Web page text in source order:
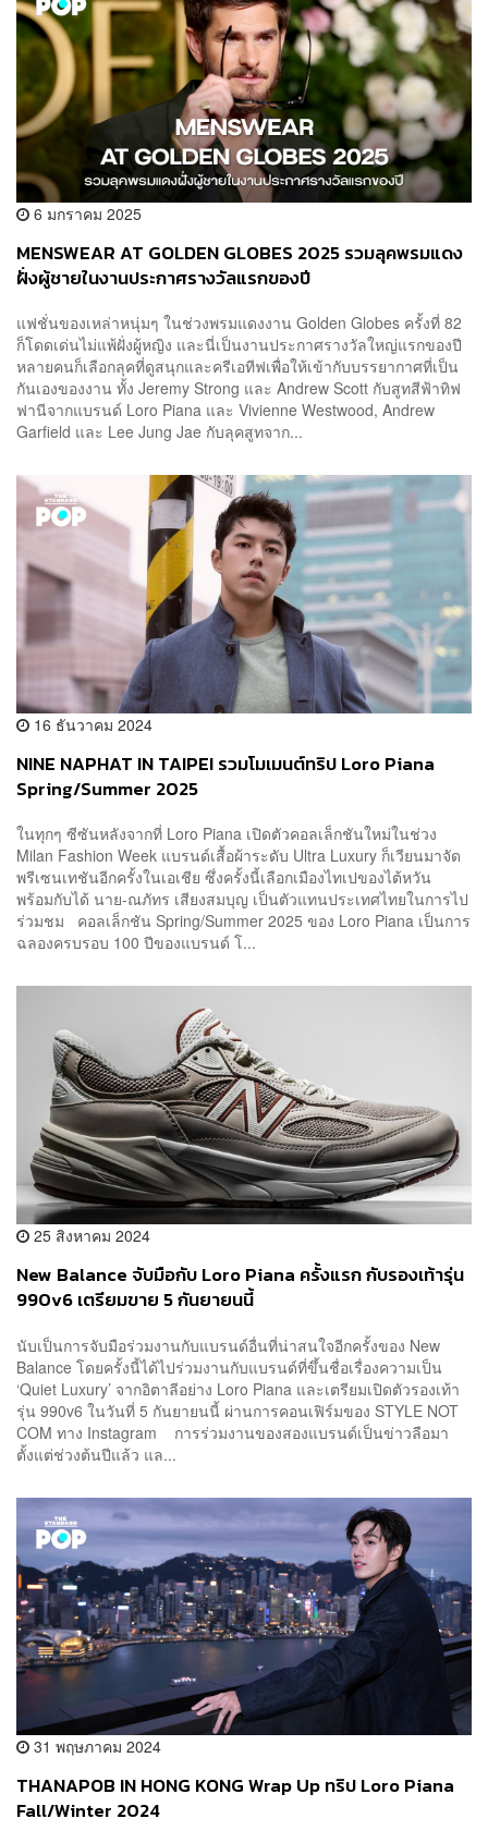
6 มกราคม 2025
MENSWEAR AT GOLDEN GLOBES 2025 รวมลุคพรมแดง
ฝั่งผู้ชายในงานประกาศรางวัลแรกของปี
แฟชั่นของเหล่าหนุ่มๆ ในช่วงพรมแดงงาน Golden Globes ครั้งที่ 82
ก็โดดเด่นไม่แพ้ฝั่งผู้หญิง และนี่เป็นงานประกาศรางวัลใหญ่แรกของปี
หลายคนก็เลือกลุคที่ดูสนุกและครีเอทีฟเพื่อให้เข้ากับบรรยากาศที่เป็น
กันเองของงาน ทั้ง Jeremy Strong และ Andrew Scott กับสูทสีฟ้าทิฟ
ฟานีจากแบรนด์ Loro Piana และ Vivienne Westwood, Andrew
Garfield และ Lee Jung Jae กับลุคสูทจาก...
16 ธันวาคม 2024
NINE NAPHAT IN TAIPEI รวมโมเมนต์ทริป Loro Piana
Spring/Summer 2025
ในทุกๆ ซีซันหลังจากที่ Loro Piana เปิดตัวคอลเล็กชันใหม่ในช่วง
Milan Fashion Week แบรนด์เสื้อผ้าระดับ Ultra Luxury ก็เวียนมาจัด
พรีเซนเทชันอีกครั้งในเอเชีย ซึ่งครั้งนี้เลือกเมืองไทเปของไต้หวัน
พร้อมกับได้ นาย-ณภัทร เสียงสมบุญ เป็นตัวแทนประเทศไทยในการไป
ร่วมชม คอลเล็กชัน Spring/Summer 2025 ของ Loro Piana เป็นการ
ฉลองครบรอบ 100 ปีของแบรนด์ โ...
25 สิงหาคม 2024
New Balance จับมือกับ Loro Piana ครั้งแรก กับรองเท้ารุ่น
990v6 เตรียมขาย 5 กันยายนนี้
นับเป็นการจับมือร่วมงานกับแบรนด์อื่นที่น่าสนใจอีกครั้งของ New
Balance โดยครั้งนี้ได้ไปร่วมงานกับแบรนด์ที่ขึ้นชื่อเรื่องความเป็น
‘Quiet Luxury’ จากอิตาลีอย่าง Loro Piana และเตรียมเปิดตัวรองเท้า
รุ่น 990v6 ในวันที่ 5 กันยายนนี้ ผ่านการคอนเฟิร์มของ STYLE NOT
COM ทาง Instagram การร่วมงานของสองแบรนด์เป็นข่าวลือมา
ตั้งแต่ช่วงต้นปีแล้ว แล...
31 พฤษภาคม 2024
THANAPOB IN HONG KONG Wrap Up ทริป Loro Piana
Fall/Winter 2024